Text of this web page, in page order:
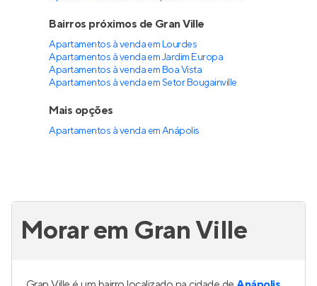
Bairros próximos de Gran Ville
Apartamentos à venda em Lourdes
Apartamentos à venda em Jardim Europa
Apartamentos à venda em Boa Vista
Apartamentos à venda em Setor Bougainville
Mais opções
Apartamentos à venda emAnápolis
Morar em Gran Ville